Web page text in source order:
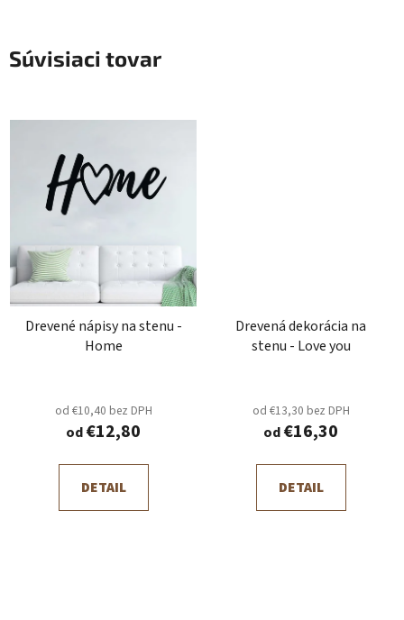
Súvisiaci tovar
Drevené nápisy na stenu -
Home
od €10,40 bez DPH
od€12,80
DETAIL
Drevená dekorácia na
stenu - Love you
od €13,30 bez DPH
od€16,30
DETAIL